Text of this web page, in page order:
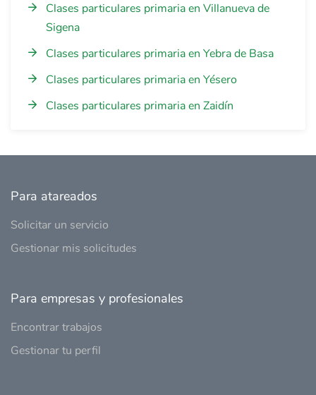
Clases particulares primaria en Villanueva de
Sigena
Clases particulares primaria en Yebra de Basa
Clases particulares primaria en Yésero
Clases particulares primaria en Zaidín
Para atareados
Solicitar un servicio
Gestionar mis solicitudes
Para empresas y profesionales
Encontrar trabajos
Gestionar tu perfil